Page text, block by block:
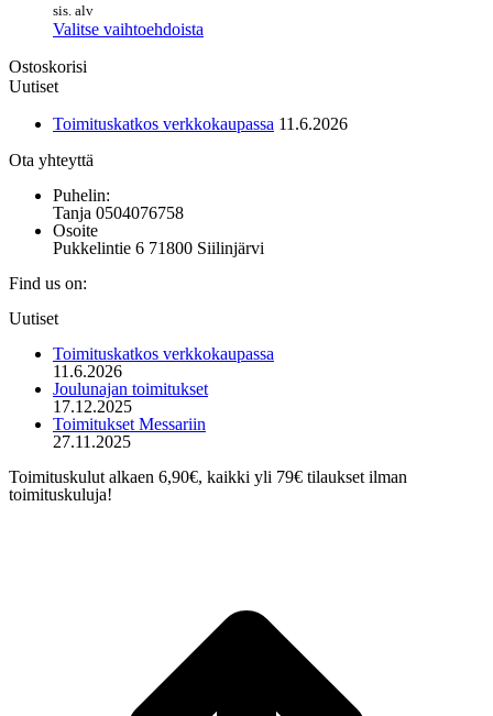
sivulla.
sis. alv
Valitse vaihtoehdoista
Voit
Ostoskorisi
Uutiset
Toimituskatkos verkkokaupassa 11.6.2026
Ota yhteyttä
Puhelin:
Tanja 0504076758
Osoite
Pukkelintie 6 71800 Siilinjärvi
Find us on:
Mail
opens
new
window
Uutiset
Toimituskatkos verkkokaupassa
11.6.2026
Joulunajan toimitukset
17.12.2025
Toimitukset Messariin
27.11.2025
Toimituskulut alkaen 6,90€, kaikki yli 79€ tilaukset ilman
toimituskuluja!